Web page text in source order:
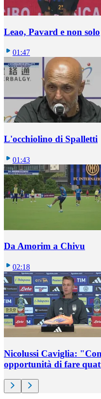
Leao, Pavard e non solo
01:47
L'occhiolino di Spalletti
01:43
Da Amorim a Chivu
02:18
Nicolussi Caviglia:
opportunità di fare